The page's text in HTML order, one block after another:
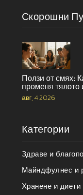
Скорошни
Ползи от смях:
променя тялото
авг, 4 2026
Категории
Здраве и
Майндфулнес и
Хранене и диети